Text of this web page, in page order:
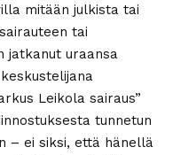
mitään julkista tai
tai
jatkanut uraansa
Leikola sairaus”
tunnetun
– ei siksi, että hänellä